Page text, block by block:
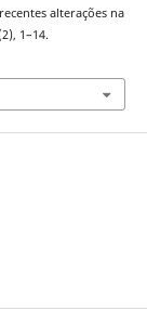
alterações na
1–14.